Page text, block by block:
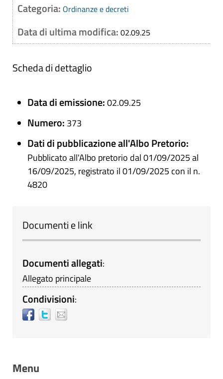
Categoria: Ordinanze e decreti
Data di ultima modifica: 02.09.25
Scheda di dettaglio
Data di emissione:02.09.25
Numero: 373
Dati di pubblicazione all'Albo Pretorio:
Pubblicato all'Albo pretorio dal 01/09/2025 al
16/09/2025, registrato il 01/09/2025 con il n.
4820
Documenti e link
Documenti allegati:
Allegato principale
Condivisioni:
Menu